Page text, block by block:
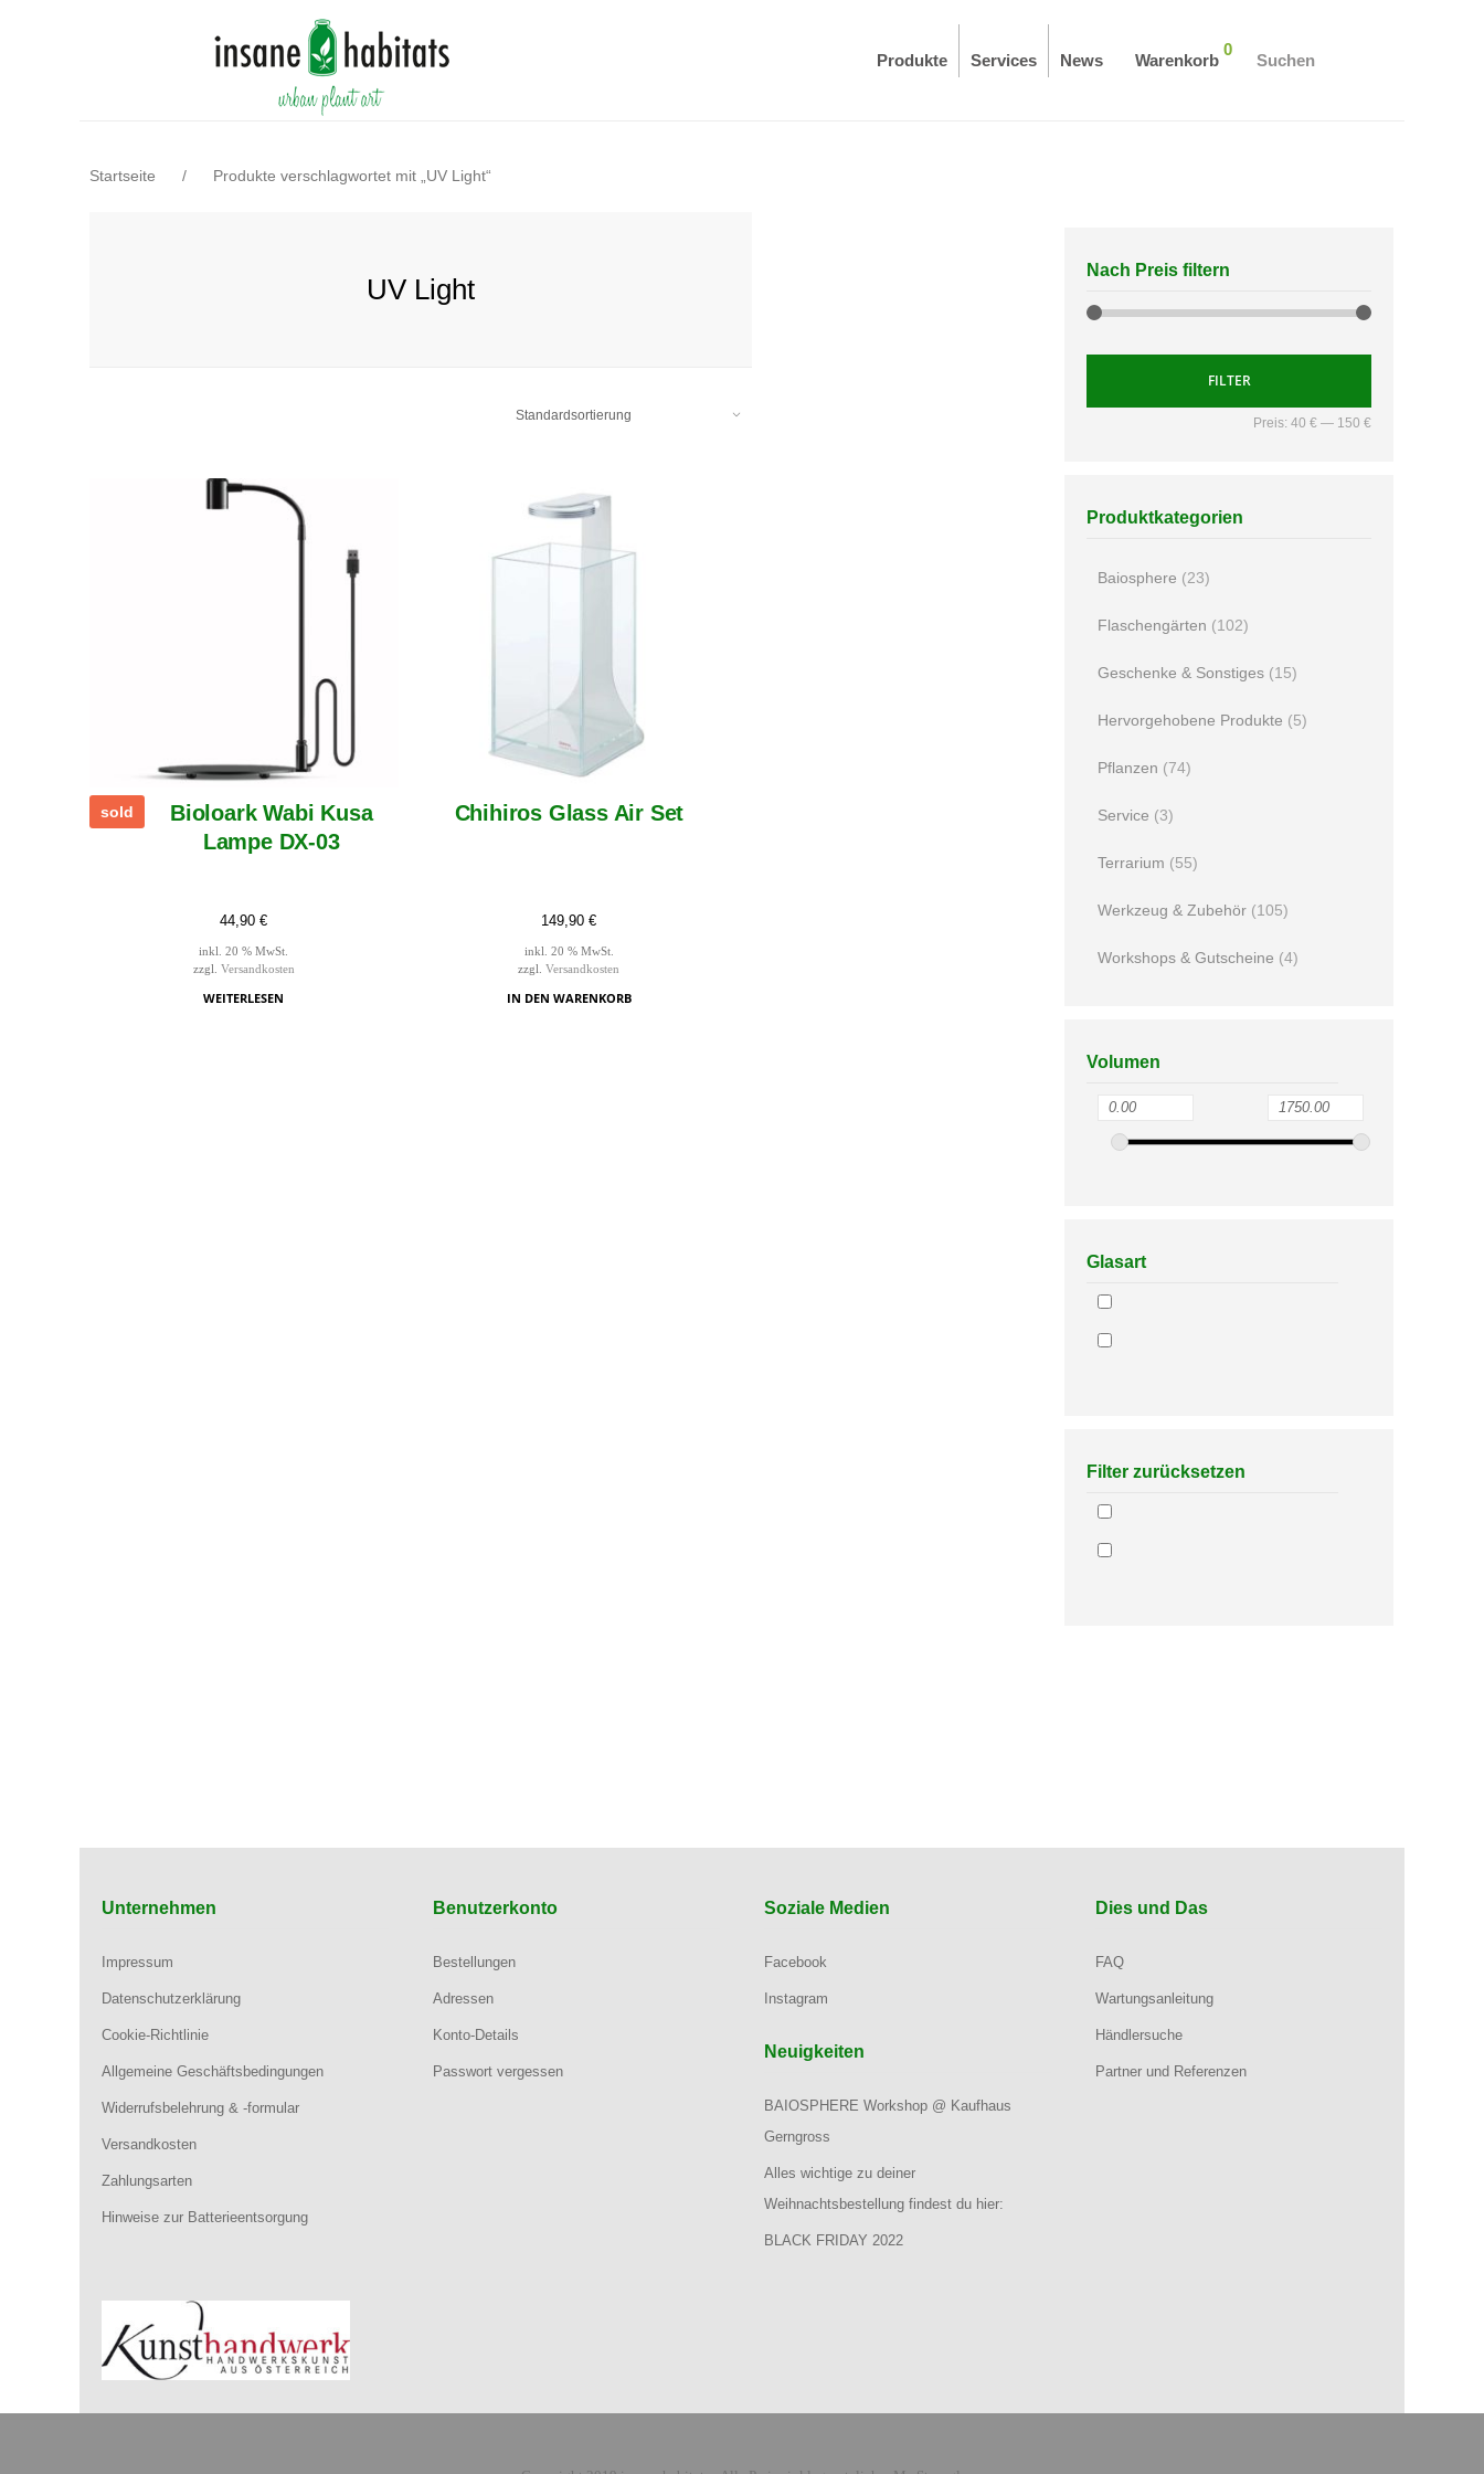
Suchen
Warenkorb
0
Produkte Services News
Startseite / Produkte verschlagwortet mit „UV Light“
UV Light
sold
Bioloark Wabi Kusa
Lampe DX-03
44,90€
inkl. 20 % MwSt.
zzgl. Versandkosten
WEITERLESEN
Chihiros Glass Air Set
149,90€
inkl. 20 % MwSt.
zzgl. Versandkosten
IN DEN WARENKORB
Nach Preis filtern
FILTER
Preis:40 € — 150 €
Produktkategorien
Baiosphere (23)
Flaschengärten (102)
Geschenke & Sonstiges (15)
Hervorgehobene Produkte (5)
Pflanzen (74)
Service (3)
Terrarium (55)
Werkzeug & Zubehör (105)
Workshops & Gutscheine (4)
Volumen
Glasart
Filter zurücksetzen
Unternehmen
Impressum
Datenschutzerklärung
Cookie-Richtlinie
Allgemeine Geschäftsbedingungen
Widerrufsbelehrung & -formular
Versandkosten
Zahlungsarten
Hinweise zur Batterieentsorgung
Benutzerkonto
Bestellungen
Adressen
Konto-Details
Passwort vergessen
Soziale Medien
Facebook
Instagram
Neuigkeiten
BAIOSPHERE Workshop @ Kaufhaus
Gerngross
Alles wichtige zu deiner
Weihnachtsbestellung findest du hier:
BLACK FRIDAY 2022
Dies und Das
FAQ
Wartungsanleitung
Händlersuche
Partner und Referenzen